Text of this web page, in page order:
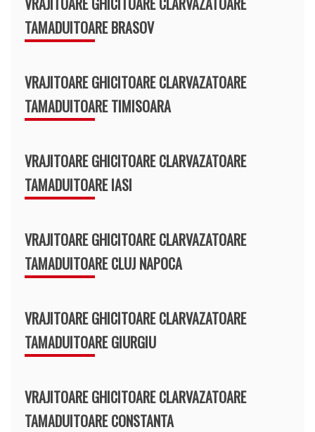
TAMADUITOARE BRASOV
VRAJITOARE GHICITOARE CLARVAZATOARE
TAMADUITOARE TIMISOARA
VRAJITOARE GHICITOARE CLARVAZATOARE
TAMADUITOARE IASI
VRAJITOARE GHICITOARE CLARVAZATOARE
TAMADUITOARE CLUJ NAPOCA
VRAJITOARE GHICITOARE CLARVAZATOARE
TAMADUITOARE GIURGIU
VRAJITOARE GHICITOARE CLARVAZATOARE
TAMADUITOARE CONSTANTA